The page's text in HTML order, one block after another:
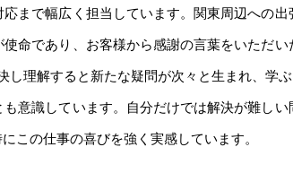
まで幅広く担当しています。関東周辺への
命であり、お客様から感謝の言葉をいただい
理解すると新たな疑問が次々と生まれ、学
意識しています。自分だけでは解決が難し
この仕事の喜びを強く実感しています。